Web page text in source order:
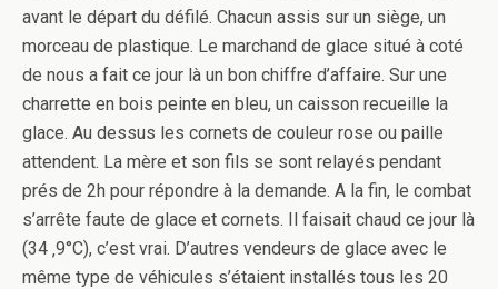
avant le départ du défilé. Cha­cun assis sur un siège, un
morceau de plas­tique. Le marc­hand de glace situé à coté
de nous a fait ce jour là un bon chiffre d’affaire. Sur une
char­rette en bois peinte en bleu, un cais­son recueille la
glace. Au dessus les cor­nets de couleur rose ou paille
atten­dent. La mère et son fils se sont relayés pen­dant
prés de 2h pour répon­dre à la demande. A la fin, le com­bat
s’arrête faute de glace et cor­nets. Il fai­sait chaud ce jour là
(34 ‚9°C), c’est vrai. D’autres vendeurs de glace avec le
même type de véhicules s’étaient instal­lés tous les 20